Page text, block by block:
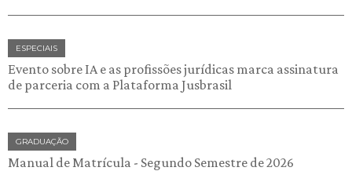
ESPECIAIS
Evento sobre IA e as profissões jurídicas marca assinatura
de parceria com a Plataforma Jusbrasil
GRADUAÇÃO
Manual de Matrícula - Segundo Semestre de 2026